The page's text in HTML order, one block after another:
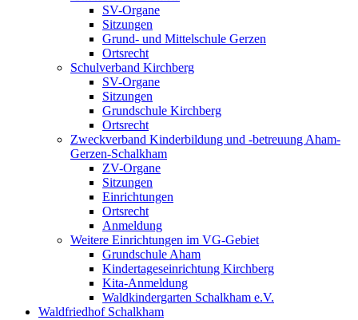
SV-Organe
Sitzungen
Grund- und Mittelschule Gerzen
Ortsrecht
Schulverband Kirchberg
SV-Organe
Sitzungen
Grundschule Kirchberg
Ortsrecht
Zweckverband Kinderbildung und -betreuung Aham-
Gerzen-Schalkham
ZV-Organe
Sitzungen
Einrichtungen
Ortsrecht
Anmeldung
Weitere Einrichtungen im VG-Gebiet
Grundschule Aham
Kindertageseinrichtung Kirchberg
Kita-Anmeldung
Waldkindergarten Schalkham e.V.
Waldfriedhof Schalkham